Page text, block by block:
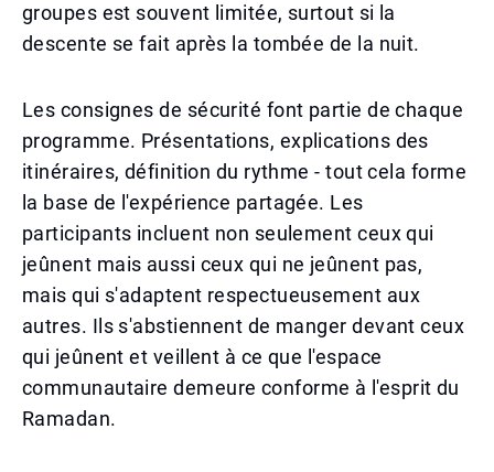
groupes est souvent limitée, surtout si la
descente se fait après la tombée de la nuit.
Les consignes de sécurité font partie de chaque
programme. Présentations, explications des
itinéraires, définition du rythme - tout cela forme
la base de l'expérience partagée. Les
participants incluent non seulement ceux qui
jeûnent mais aussi ceux qui ne jeûnent pas,
mais qui s'adaptent respectueusement aux
autres. Ils s'abstiennent de manger devant ceux
qui jeûnent et veillent à ce que l'espace
communautaire demeure conforme à l'esprit du
Ramadan.